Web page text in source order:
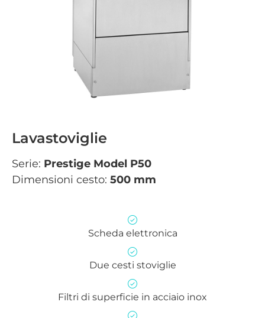
Lavastoviglie
Serie: Prestige Model P50
Dimensioni cesto: 500 mm
Scheda elettronica
Due cesti stoviglie
Filtri di superficie in acciaio inox